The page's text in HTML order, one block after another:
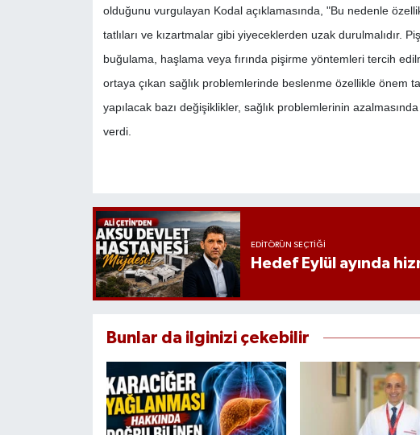
olduğunu vurgulayan Kodal açıklamasında, "Bu nedenle
tatlıları ve kızartmalar gibi yiyeceklerden uzak durulmalıdır.
buğulama, haşlama veya fırında pişirme yöntemleri tercih
ortaya çıkan sağlık problemlerinde beslenme özellikle önem
yapılacak bazı değişiklikler, sağlık problemlerinin
verdi.
EDITÖRÜN SEÇTIĞI
Hedef Eylül ayında
Bunlar da ilginizi çekebilir